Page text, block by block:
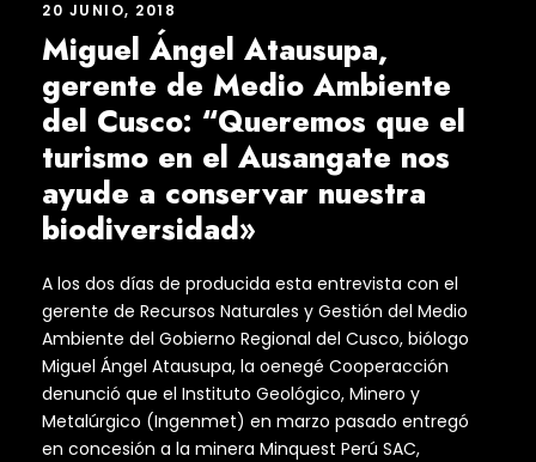
20 JUNIO, 2018
Miguel Ángel Atausupa,
gerente de Medio Ambiente
del Cusco: “Queremos que el
turismo en el Ausangate nos
ayude a conservar nuestra
biodiversidad»
A los dos días de producida esta entrevista con el
gerente de Recursos Naturales y Gestión del Medio
Ambiente del Gobierno Regional del Cusco, biólogo
Miguel Ángel Atausupa, la oenegé Cooperacción
denunció que el Instituto Geológico, Minero y
Metalúrgico (Ingenmet) en marzo pasado entregó
en concesión a la minera Minquest Perú SAC,